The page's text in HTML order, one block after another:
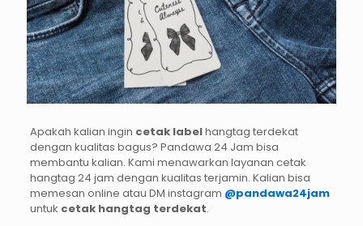
Apakah kalian ingin cetak labelhangtag terdekat
dengan kualitas bagus? Pandawa 24 Jam bisa
membantu kalian. Kami menawarkan layanan cetak
hangtag 24 jam dengan kualitas terjamin. Kalian bisa
memesan online atau DM instagram @pandawa24jam
untuk cetak hangtag terdekat.